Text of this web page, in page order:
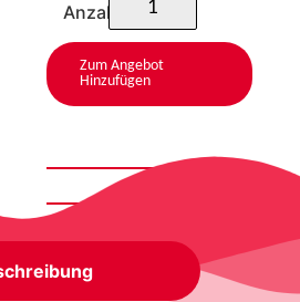
Anzahl
Zum Angebot
Hinzufügen